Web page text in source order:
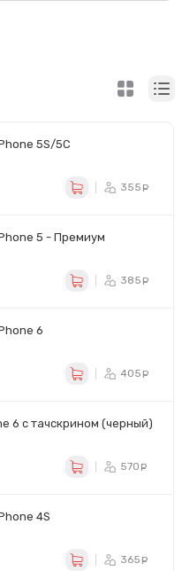
5S/5C
355
5 - Премиум
385
6
405
6 с тачскрином (черный)
570
4S
365